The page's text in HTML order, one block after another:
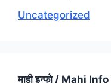
Uncategorized
माही इन्फो / Mahi Info